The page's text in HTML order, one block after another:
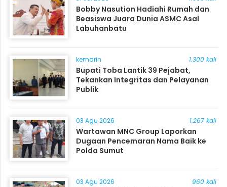
Bobby Nasution Hadiahi Rumah dan
Beasiswa Juara Dunia ASMC Asal
Labuhanbatu
kemarin 1.300 kali
Bupati Toba Lantik 39 Pejabat,
Tekankan Integritas dan Pelayanan
Publik
03 Agu 2026 1.267 kali
Wartawan MNC Group Laporkan
Dugaan Pencemaran Nama Baik ke
Polda Sumut
03 Agu 2026 960 kali